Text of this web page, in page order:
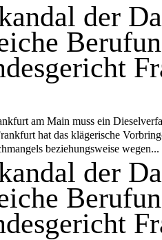
der
am Main muss ein
hat das klägerische
beziehungsweise wegen...
der